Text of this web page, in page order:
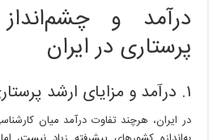
درآمد و
پرستاری در ایران
۱. درآمد و مزایای ارشد پرستاری در ایران
در ایران، هرچند تفاوت درآمد میان